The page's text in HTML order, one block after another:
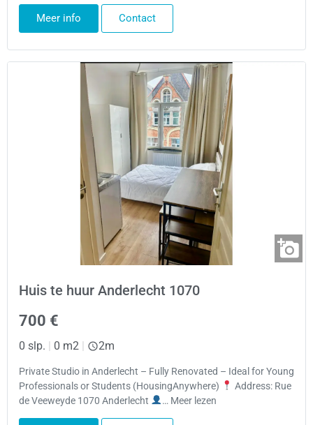
Meer info Contact
Huis te huur Anderlecht 1070
700 €
0 slp. | 0 m2 | 2m
Private Studio in Anderlecht – Fully Renovated – Ideal for Young
Professionals or Students (HousingAnywhere)
Address: Rue
de Veeweyde 1070 Anderlecht
… Meer lezen